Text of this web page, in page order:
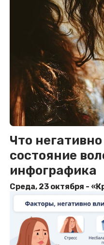
Что
состояние
инфографика
Среда, 23 октября -